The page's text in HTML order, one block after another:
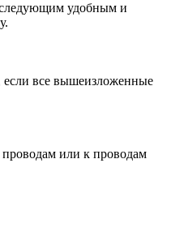
удобным и
если все вышеизложенные
проводам или к проводам